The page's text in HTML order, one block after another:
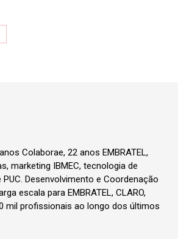
Colaborae, 22 anos EMBRATEL,
marketing IBMEC, tecnologia de
Desenvolvimento e Coordenação
escala para EMBRATEL, CLARO,
mil profissionais ao longo dos últimos